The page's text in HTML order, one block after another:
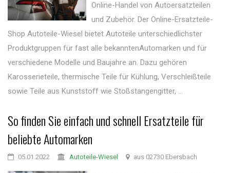
Online-Handel von Autoersatzteilen
und Zubehör. Der Online-Ersatzteile-
Shop Autoteile-Wiesel bietet Autoteile unterschiedlichster
Produktgruppen für fast alle bekanntenAutomarken und für
verschiedene Modelle und Baujahre an. Dazu gehören
Karosserieteile, thermische Teile für Kühlung, Verschleißteile
sowie Teile aus Kunststoff wie Stoßstangengitter, ...
So finden Sie einfach und schnell Ersatzteile für
beliebte Automarken
05.01.2022 Autoteile-Wiesel aus 02730 Ebersbach